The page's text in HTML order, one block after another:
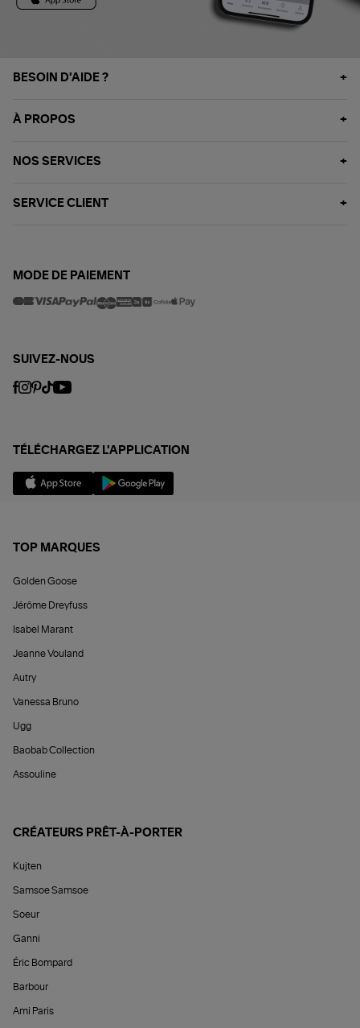
BESOIN D'AIDE ?
À PROPOS
NOS SERVICES
SERVICE CLIENT
MODE DE PAIEMENT
SUIVEZ-NOUS
TÉLÉCHARGEZ L'APPLICATION
TOP MARQUES
Golden Goose
Jérôme Dreyfuss
Isabel Marant
Jeanne Vouland
Autry
Vanessa Bruno
Ugg
Baobab Collection
Assouline
CRÉATEURS PRÊT-À-PORTER
Kujten
Samsoe Samsoe
Soeur
Ganni
Éric Bompard
Barbour
Ami Paris